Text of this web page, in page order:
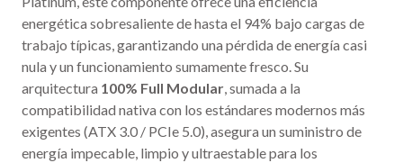
energética sobresaliente de hasta el 94% bajo cargas de
trabajo típicas, garantizando una pérdida de energía casi
nula y un funcionamiento sumamente fresco. Su
arquitectura 100% Full Modular, sumada a la
compatibilidad nativa con los estándares modernos más
exigentes (ATX 3.0 / PCIe 5.0), asegura un suministro de
energía impecable, limpio y ultraestable para los